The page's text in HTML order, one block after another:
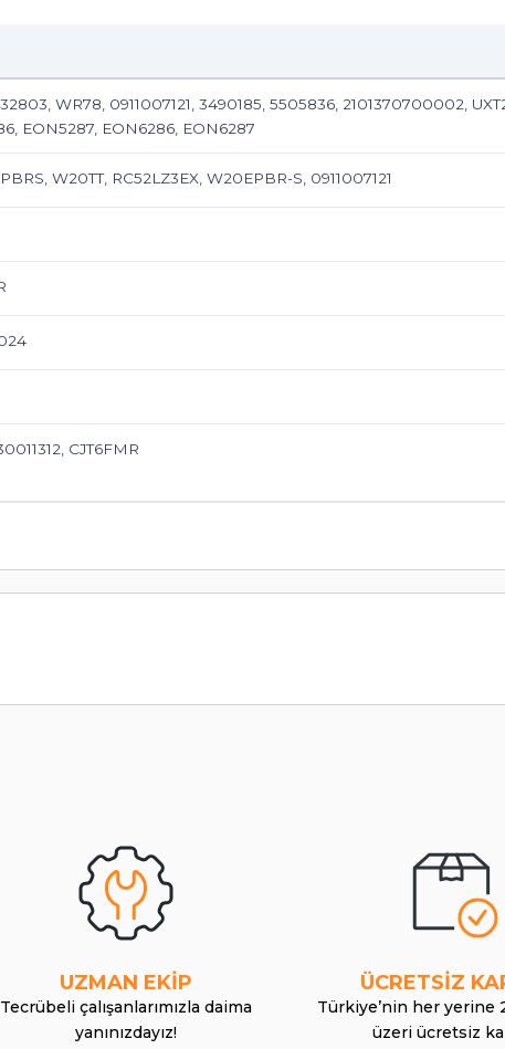
WR78, 0911007121, 3490185, 5505836, 2101370700002,
EON5287, EON6286, EON6287
W20TT, RC52LZ3EX, W20EPBR-S, 0911007121
CJT6FMR
UZMAN EKİP
Tecrübeli çalışanlarımızla daima
yanınızdayız!
ÜCRETSİZ
Türkiye’nin her yerine
üzeri ücretsiz